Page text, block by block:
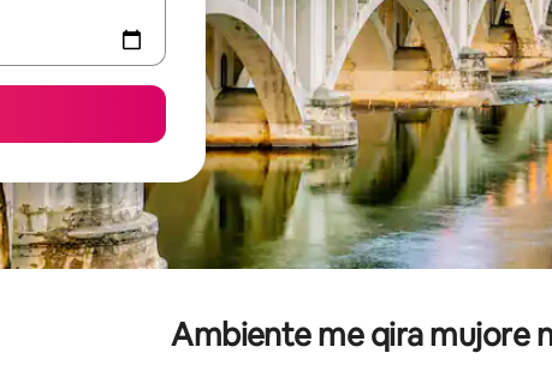
Ambiente me qira mujore